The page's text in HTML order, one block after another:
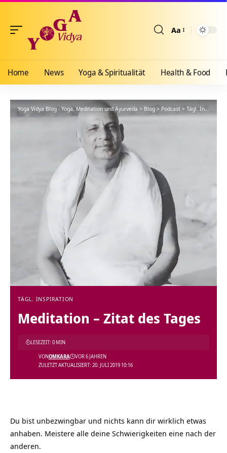
Aa
Home News Yoga & Spiritualität Health & Food
Yoga Vidya Blog - Yoga, Meditation und Ayurveda > Blog > Podcast > Tägl. Inspiration
TÄGL. INSPIRATION
Meditation – Zitat des Tages
ZULETZT AKTUALISIERT: 20. JULI 2019 10:16
VONOMKARA VOR 6 JAHREN
LESEZEIT: 0 MIN
Du bist unbezwingbar und nichts kann dir wirklich etwas
anhaben. Meistere alle deine Schwierigkeiten eine nach der
anderen.